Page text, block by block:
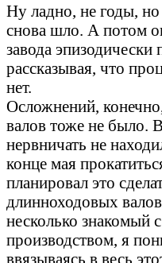
Ну ладно, не годы,
снова шло. А потом
завода эпизодически
рассказывая, что
нет.
Осложнений,
валов тоже не было.
нервничать не
конце мая
планировал это
длинноходовых
несколько знакомый
производством, я
ввязываясь в весь